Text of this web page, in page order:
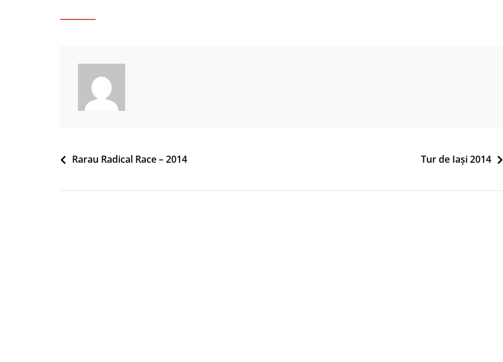
Navigare
Rarau Radical Race – 2014 Tur de Iași 2014